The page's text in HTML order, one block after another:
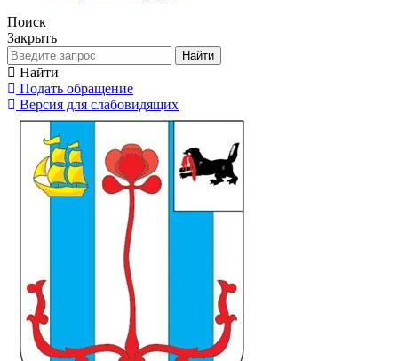
Поиск
Закрыть
Найти
Найти
Подать обращение
Версия для слабовидящих